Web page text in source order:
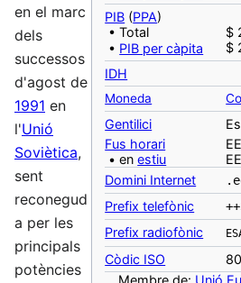
PIB (PPA)
• Total
• PIB per càpita
$
$
IDH
Moneda
‎Gentilici
Fus horari
• enestiu
Domini Internet
Prefix telefònic
Prefix radiofònic
Còdic ISO
Membre de: Unió
en el marc
dels
successos
d'agost de
1991 en
l'Unió
Soviètica,
sent
reconegud
a per les
principals
potències